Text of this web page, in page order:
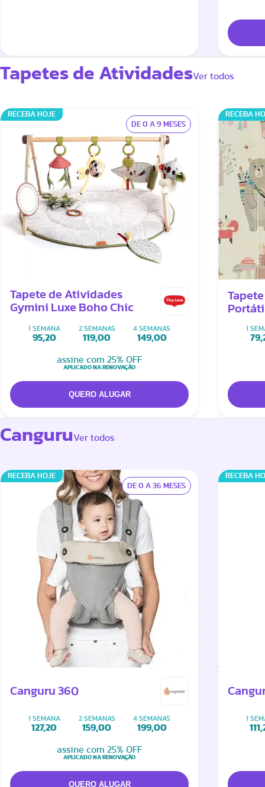
Tapetes de AtividadesVer todos
RECEBA HOJE
DE 0 A 9 MESES
Tapete de Atividades
Gymini Luxe Boho Chic
1 SEMANA
95,20
2 SEMANAS
119,00
4 SEMANAS
149,00
assine com 25% OFF
APLICADO NA RENOVAÇÃO
RECEBA
1
CanguruVer todos
RECEBA HOJE
DE 0 A 36 MESES
Canguru 360
1 SEMANA
127,20
2 SEMANAS
159,00
4 SEMANAS
199,00
assine com 25% OFF
APLICADO NA RENOVAÇÃO
RECEBA
1